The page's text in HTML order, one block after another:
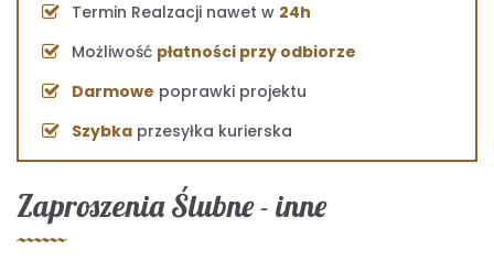
Zaproszenia Ślubne - inne
Termin Realzacji nawet w 24h
Możliwość płatności przy odbiorze
Darmowe poprawki projektu
Szybka przesyłka kurierska